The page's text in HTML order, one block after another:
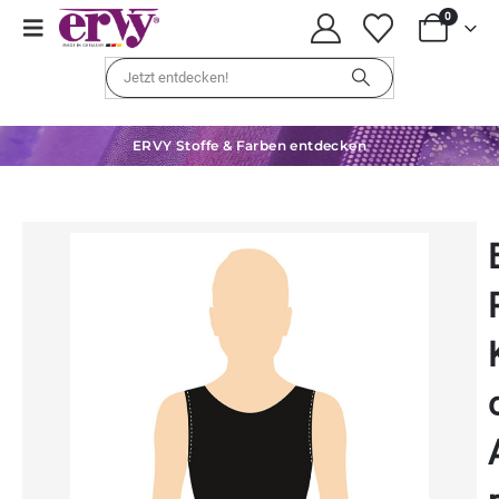
0
ERVY Stoffe & Farben entdecken